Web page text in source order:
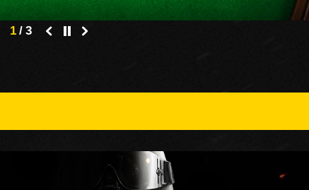
2 / 3